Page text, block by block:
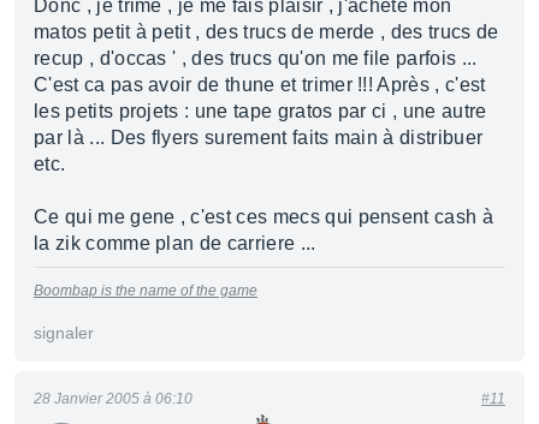
Donc , je trime , je me fais plaisir , j'achete mon
matos petit à petit , des trucs de merde , des trucs de
recup , d'occas ' , des trucs qu'on me file parfois ...
C'est ca pas avoir de thune et trimer !!! Après , c'est
les petits projets : une tape gratos par ci , une autre
par là ... Des flyers surement faits main à distribuer
etc.
Ce qui me gene , c'est ces mecs qui pensent cash à
la zik comme plan de carriere ...
Boombap is the name of the game
signaler
28 Janvier 2005 à 06:10 #11